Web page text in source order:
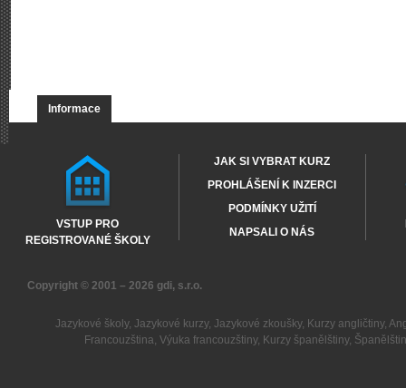
Informace
VSTUP PRO
REGISTROVANÉ ŠKOLY
JAK SI VYBRAT KURZ
PROHLÁŠENÍ K INZERCI
PODMÍNKY UŽITÍ
NAPSALI O NÁS
Copyright © 2001 – 2026 gdi, s.r.o.
Jazykové školy, Jazykové kurzy, Jazykové zkoušky, Kurzy angličtiny,
Francouzština,Výuka francouzštiny, Kurzy španělštiny,